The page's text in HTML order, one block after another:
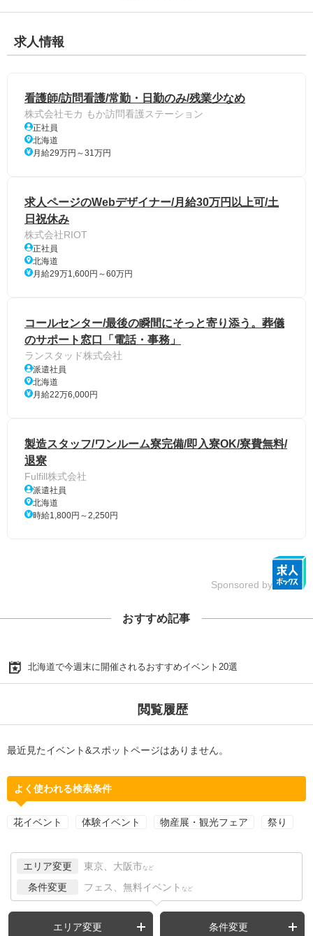
求人情報
看護師/訪問看護/常勤・日勤のみ/残業少なめ
株式会社モカ もか訪問看護ステーション
正社員
北海道
月給29万円～31万円
求人ページのWebデザイナー/月給30万円以上可/土
日祝休み
株式会社RIOT
正社員
北海道
月給29万1,600円～60万円
コールセンター/最後の瞬間にそっと寄り添う。葬儀
のサポート窓口「電話・事務」
ランスタッド株式会社
派遣社員
北海道
月給22万6,000円
製造スタッフ/ワンルーム寮完備/即入寮OK/寮費無料/
退寮
Fulfill株式会社
派遣社員
北海道
時給1,800円～2,250円
Sponsored by
おすすめ記事
北海道で今週末に開催されるおすすめイベント20選
閲覧履歴
最近見たイベント&スポットページはありません。
よく使われる検索条件
花イベント 体験イベント 物産展・観光フェア 祭り
エリア変更 東京、大阪市 など
条件変更 フェス、無料イベント など
エリア変更 条件変更